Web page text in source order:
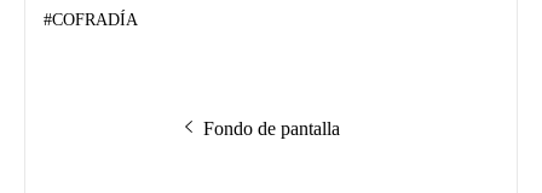
#COFRADÍA
Entrada
Fondo de pantalla